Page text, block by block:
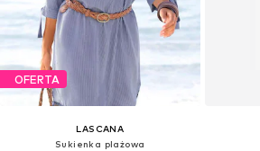
OFERTA
LASCANA
Sukienka plażowa